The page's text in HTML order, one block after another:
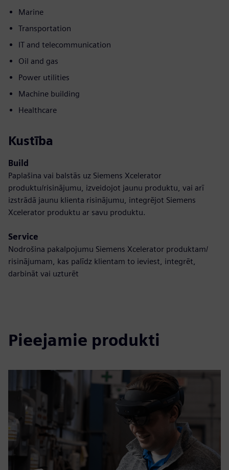
Marine
Transportation
IT and telecommunication
Oil and gas
Power utilities
Machine building
Healthcare
Kustība
Build
Paplašina vai balstās uz Siemens Xcelerator
produktu/risinājumu, izveidojot jaunu produktu, vai arī
izstrādā jaunu klienta risinājumu, integrējot Siemens
Xcelerator produktu ar savu produktu.
Service
Nodrošina pakalpojumu Siemens Xcelerator produktam/
risinājumam, kas palīdz klientam to ieviest, integrēt,
darbināt vai uzturēt
Pieejamie produkti